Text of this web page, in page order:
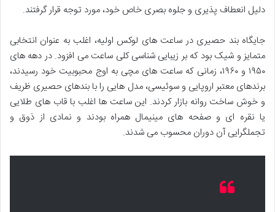
دلیل انعطاف پذیری و جلوه بصری خاص خود، مورد توجه قرار گرفتند.
جایگاه بند حصیری در ساعت های لوکس اولیه، اغلب به عنوان انتخابی
متمایز و شیک بود که بر زیبایی شناسی کلی ساعت می افزود. در دهه های
۱۹۵۰ و ۱۹۶۰، زمانی که ساعت های مچی به اوج محبوبیت خود رسیدند،
برندهای معتبر اروپایی و سوئیسی، مدل هایی را با بندهای حصیری ظریف
و خوش ساخت روانه بازار کردند. این ساعت ها اغلب با قاب های طلایی
یا نقره ای و صفحه های مینیمال همراه بودند و نمادی از ذوق و
تجملگرایی آن دوران محسوب می شدند.